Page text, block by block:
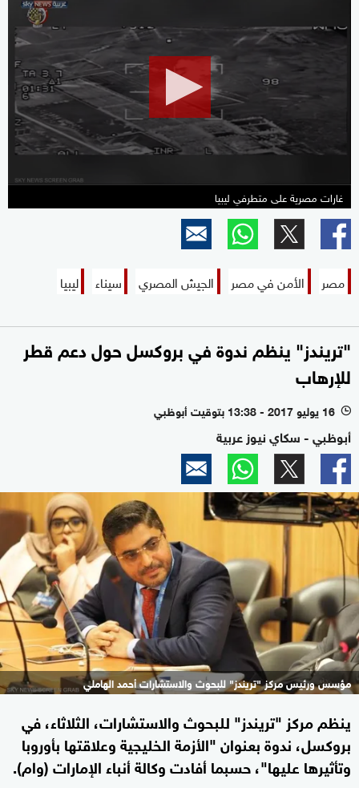
seconds
of
seconds
غارات مصرية على متطرفي ليبيا
مصر الأمن في مصر الجيش المصري سيناء ليبيا
"تريندز" ينظم ندوة في بروكسل حول دعم قطر
للإرهاب
l 16 يوليو 2017 - 13:38 بتوقيت أبوظبي
أبوظبي - سكاي نيوز عربية
مؤسس ورئيس مركز "تريندز" للبحوث والاستشارات أحمد الهاملي
ينظم مركز "تريندز" للبحوث والاستشارات، الثلاثاء، في
بروكسل، ندوة بعنوان "الأزمة الخليجية وعلاقتها بأوروبا
وتأثيرها عليها"، حسبما أفادت وكالة أنباء الإمارات (وام).